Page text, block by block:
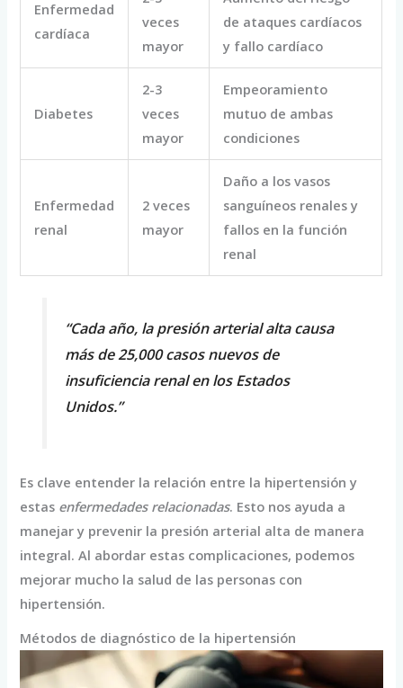
Enfermedad
cardíaca
veces
mayor
de ataques cardíacos
y fallo cardíaco
Diabetes
2-3
veces
mayor
Empeoramiento
mutuo de ambas
condiciones
Enfermedad
renal
2 veces
mayor
Daño a los vasos
sanguíneos renales y
fallos en la función
renal
“Cada año, la presión arterial alta causa
más de 25,000 casos nuevos de
insuficiencia renal en los Estados
Unidos.”
Es clave entender la relación entre la hipertensión y
estas enfermedades relacionadas. Esto nos ayuda a
manejar y prevenir la presión arterial alta de manera
integral. Al abordar estas complicaciones, podemos
mejorar mucho la salud de las personas con
hipertensión.
Métodos de diagnóstico de la hipertensión